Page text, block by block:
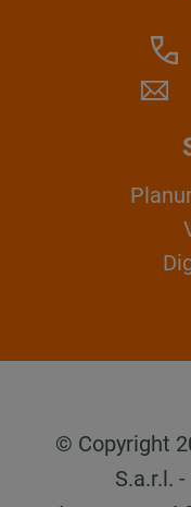
© Copyright
S.a.r.l.